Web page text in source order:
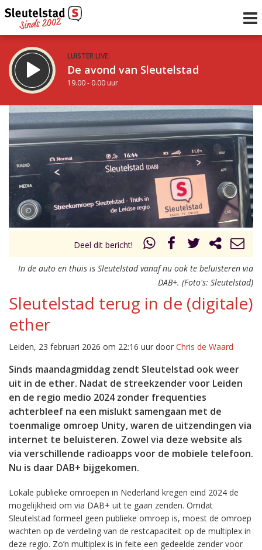
LUISTER LIVE:
De avond van Sleutelstad
19.00 - 0.00 uur
STRAKS:
De nacht van Sleutelstad
0.00 - 6.00 uur
Vorig uur
uur 1 van 0 Volgend uur
Deel dit bericht!
In de auto en thuis is Sleutelstad vanaf nu ook te beluisteren via
DAB+. (Foto's: Sleutelstad)
Sleutelstad terug in de (digitale)
ether
Leiden, 23 februari 2026 om 22:16 uur door Chris de Waard
Sinds maandagmiddag zendt Sleutelstad ook weer
uit in de ether. Nadat de streekzender voor Leiden
en de regio medio 2024 zonder frequenties
achterbleef na een mislukt samengaan met de
toenmalige omroep Unity, waren de uitzendingen via
internet te beluisteren. Zowel via deze website als
via verschillende radioapps voor de mobiele telefoon.
Nu is daar DAB+ bijgekomen.
Lokale publieke omroepen in Nederland kregen eind 2024 de
mogelijkheid om via DAB+ uit te gaan zenden. Omdat
Sleutelstad formeel geen publieke omroep is, moest de omroep
wachten op de verdeling van de restcapaciteit op de multiplex in
deze regio. Zo’n multiplex is in feite een gedeelde zender voor